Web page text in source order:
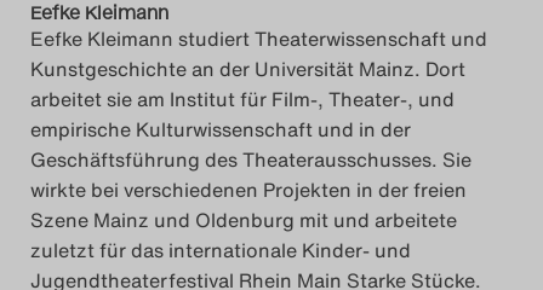
Eefke Kleimann
Eefke Kleimann studiert Theaterwissenschaft und
Kunstgeschichte an der Universität Mainz. Dort
arbeitet sie am Institut für Film-, Theater-, und
empirische Kulturwissenschaft und in der
Geschäftsführung des Theaterausschusses. Sie
wirkte bei verschiedenen Projekten in der freien
Szene Mainz und Oldenburg mit und arbeitete
zuletzt für das internationale Kinder- und
Jugendtheaterfestival Rhein Main Starke Stücke.